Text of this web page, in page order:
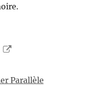
Parallèle